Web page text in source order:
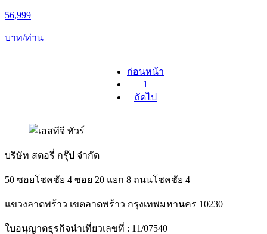
56,999
บาท/ท่าน
ก่อนหน้า
1
ถัดไป
บริษัท สตอรี่ กรุ๊ป จำกัด
50 ซอยโชคชัย 4 ซอย 20 แยก 8 ถนนโชคชัย 4
แขวงลาดพร้าว เขตลาดพร้าว กรุงเทพมหานคร 10230
ใบอนุญาตธุรกิจนำเที่ยวเลขที่ : 11/07540